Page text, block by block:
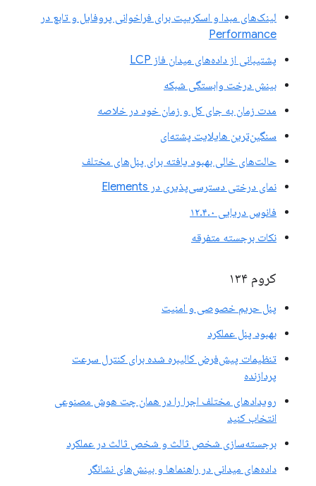
لینک‌های مبدا و اسکریپت برای فراخوانی پروفایل و تابع در
Performance
پشتیبانی از داده‌های میدان فاز LCP
بینش درخت وابستگی شبکه
مدت زمان به جای کل و زمان خود در خلاصه
سنگین‌ترین هایلایت پشته‌ای
حالت‌های خالی بهبود یافته برای پنل‌های مختلف
نمای درختی دسترسی‌پذیری در Elements
فانوس دریایی ۱۲.۴.۰
نکات برجسته متفرقه
کروم ۱۳۴
پنل حریم خصوصی و امنیت
بهبود پنل عملکرد
تنظیمات پیش‌فرض کالیبره شده برای کنترل سرعت
پردازنده
رویدادهای مختلف اجرا را در همان چت هوش مصنوعی
انتخاب کنید
برجسته‌سازی شخص ثالث و شخص ثالث در عملکرد
داده‌های میدانی در راهنماها و بینش‌های نشانگر